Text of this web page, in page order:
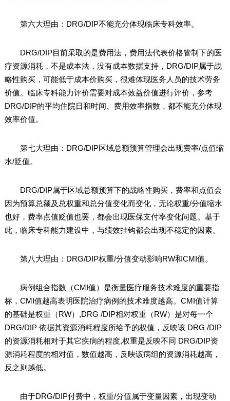
第六大理由：DRG/DIP不能充分体现临床专科效率。
DRG/DIP目前采取的是费用法，费用法代表价格管制下的医
疗资源消耗，不是成本法，没有成本数据支持，DRG/DIP属于战
略性购买，可能低于成本价购买，很难体现医务人员的技术劳务
价值。临床专科能力评价需要对成本效益价值进行评价，参考
DRG/DIP的平均住院日和时间、费用效率指数，都不能充分体现
效率价值。
第七大理由：DRG/DIP区域总额预算管理会出现费率/点值缩
水/贬值。
DRG/DIP属于区域总额预算下的战略性购买，费率和点值会
因为预算总额及总权重和总分值变化而变化，无论权重/分值缩水
也好，费率点值贬值也罢，都会出现医保支付率变化问题。基于
此，临床专科能力建设中，与绩效挂钩都会出现不稳定的因素。
第八大理由：DRG/DIP权重/分值变动影响RW和CMI值。
病例组合指数（CMI值）是衡量医疗服务技术难度的重要指
标，CMI值越高表明医院治疗病例的技术难度越高。CMI值计算
的基础是权重（RW）,DRG /DIP相对权重（RW）是对每一个
DRG/DIP 依据其资源消耗程度所给予的权值，反映该 DRG /DIP
的资源消耗相对于其它疾病的程度,权重是反映不同 DRG/DIP资
源消耗程度的相对值，数值越高，反映该病组的资源消耗越高，
反之则越低。
由于DRG/DIP付费中，权重/分值属于变量因素，出现变动